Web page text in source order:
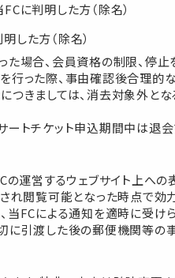
に判明した方（除名）
した方（除名）
場合、会員資格の制限、停止
行った際、事由確認後合理
つきましては、消去対象外と
ートチケット申込期間中は退会
の運営するウェブサイト上へ
れ閲覧可能となった時点で効
FCによる通知を適時に受け
引渡した後の郵便機関等の